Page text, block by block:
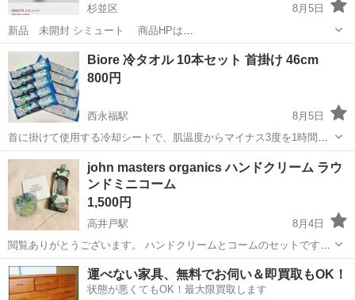
杉並区
8月5日
新品 未開封 シミュート 商品HPは
https://brand.vionearx.jp/products/simute.html シミュート
（SIMUTE）」 株式会社ヴィワンアークスが販売している医薬部外品
の薬用...
東京 杉並区 コスメ/ヘルスケア
Biore 冷タオル 10本セット 首掛け 46cm
800円
西永福駅
8月5日
首に掛けて使用する冷却シートで、肌温度からマイナス3度を1時間持
続させる個包装タイプの冷感タオルです。 - ブランド: Biore - 製品名:
冷タオル - サイズ: 46cm - 個数: １０個セット - ...
東京 杉並区 タオル
john masters organics ハンドクリーム ラウ
ンドミニコーム
1,500円
高井戸駅
8月4日
閲覧ありがとうございます。 ハンドクリームとコームのセットです。
箱から一度開封していますが新品未使用となります。 新品未使用です
が自宅管理の商品のため、神経質な方はご購入をお控えくださいま
せ。 杉並区の自宅...
東京 杉並区 高井戸駅 ボディケア 新品
運べない家具、無料でお伺い＆即買取もOK！
状態が悪くてもOK！最大限買取します